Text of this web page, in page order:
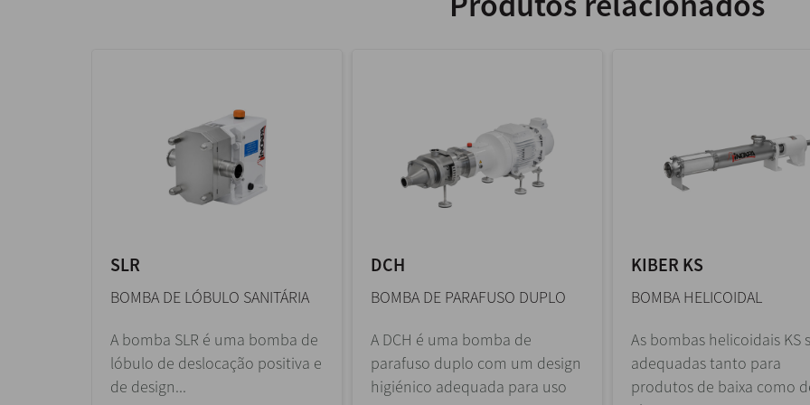
SLR
BOMBA DE LÓBULO SANITÁRIA
A bomba SLR é uma bomba de
lóbulo de deslocação positiva e
de design...
DCH
BOMBA DE PARAFUSO DUPLO
A DCH é uma bomba de
parafuso duplo com um design
higiénico adequada para uso
KIBER KS
BOMBA HELICOIDAL
As bombas helicoidais KS
adequadas tanto para
produtos de baixa como